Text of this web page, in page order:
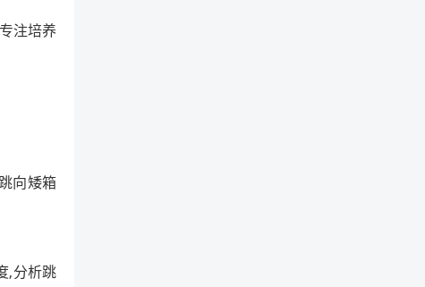
注培养
向矮箱
,分析跳